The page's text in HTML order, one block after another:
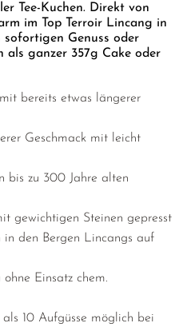
Tee-Kuchen. Direkt von
im Top Terroir Lincang in
Genuss oder
als ganzer 357g Cake oder
bereits etwas längerer
Geschmack mit leicht
bis zu 300 Jahre alten
gewichtigen Steinen gepresst
in den Bergen Lincangs auf
Einsatz chem.
10 Aufgüsse möglich bei